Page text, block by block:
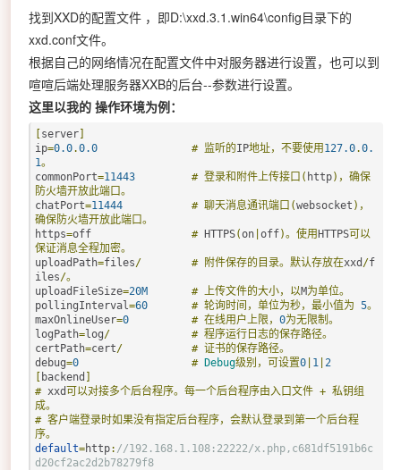
找到XXD的配置文件 ，即D:\xxd.3.1.win64\config目录下的
xxd.conf文件。
根据自己的网络情况在配置文件中对服务器进行设置，也可以到
喧喧后端处理服务器XXB的后台--参数进行设置。
这里以我的 操作环境为例：
[server]
ip=0.0.0.0 # 监听的IP地址，不要使用 127.0.0.
1。
commonPort=11443 # 登录和附件上传接口( http)，确保
防火墙开放此端口。
chatPort=11444 # 聊天消息通讯端口(websocket )，
确保防火墙开放此端口。
https=off # HTTPS(on off)。使用HTTPS可以
保证消息全程加密。
uploadPath=files/ # 附件保存的目录。默认存放在xxd /f
iles/。
uploadFileSize=20M # 上传文件的大小，以M为单位。
pollingInterval =60 # 轮询时间，单位为秒，最小值为 5。
maxOnlineUser=0 # 在线用户上限， 0为无限制。
logPath=log/ # 程序运行日志的保存路径。
certPath=cert/ # 证书的保存路径。
debug=0 # Debug级别，可设置0 1
2
[ backend ]
# xxd可以对接多个后台程序。每一个后台程序由入口文件 + 私钥组
成。
# 客户端登录时如果没有指定后台程序，会默认登录到第一个后台程
序。
default=http: //192.168.1.108:22222/x.php,c681df5191b6c
d20cf2ac2d2b78279f8